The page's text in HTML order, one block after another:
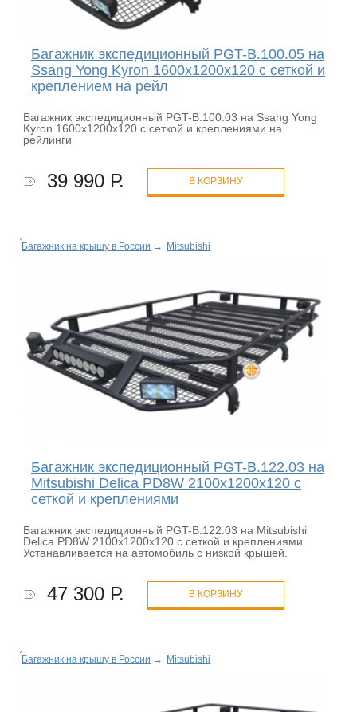
Багажник экспедиционный PGT-B.100.05 на
Ssang Yong Kyron 1600х1200х120 с сеткой и
креплением на рейл
Багажник экспедиционный PGT-B.100.03 на Ssang Yong
Kyron 1600х1200х120 с сеткой и креплениями на
рейлинги
39 990 Р. В КОРЗИНУ
Багажник на крышу в России → Mitsubishi
Багажник экспедиционный PGT-B.122.03 на
Mitsubishi Delica PD8W 2100х1200х120 с
сеткой и креплениями
Багажник экспедиционный PGT-B.122.03 на Mitsubishi
Delica PD8W 2100х1200х120 с сеткой и креплениями.
Устанавливается на автомобиль с низкой крышей.
47 300 Р. В КОРЗИНУ
Багажник на крышу в России → Mitsubishi